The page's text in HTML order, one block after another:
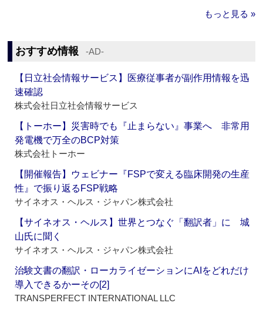
もっと見る »
おすすめ情報 ‐AD‐
【日立社会情報サービス】医療従事者が副作用情報を迅
速確認
株式会社日立社会情報サービス
【トーホー】災害時でも『止まらない』事業へ 非常用
発電機で万全のBCP対策
株式会社トーホー
【開催報告】ウェビナー『FSPで変える臨床開発の生産
性』で振り返るFSP戦略
サイネオス・ヘルス・ジャパン株式会社
【サイネオス・ヘルス】世界とつなぐ「翻訳者」に 城
山氏に聞く
サイネオス・ヘルス・ジャパン株式会社
治験文書の翻訳・ローカライゼーションにAIをどれだけ
導入できるかーその[2]
TRANSPERFECT INTERNATIONAL LLC